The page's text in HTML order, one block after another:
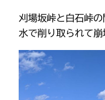
刈場坂峠と白石峠
水で削り取られて崩